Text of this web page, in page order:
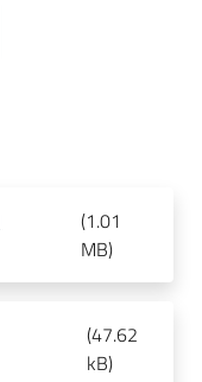
(1.01
MB)
(47.62
kB)